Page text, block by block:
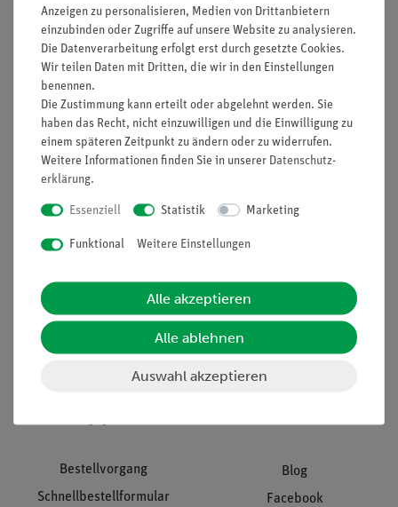
Informationen
Unternehmen
Projekte und Lösungen
Presse
Stellenangebote
Impressum
Service
Übersicht Service
Beratung & Showroom
Download &
Bestellvorgang
Schnellbestellformular
Blog
Facebook
Anzeigen zu personalisieren, Medien von Drittanbietern
einzubinden oder Zugriffe auf unsere Website zu analysieren.
Die Datenverarbeitung erfolgt erst durch gesetzte Cookies.
Wir teilen Daten mit Dritten, die wir in den Einstellungen
benennen.
Die Zustimmung kann erteilt oder abgelehnt werden. Sie
haben das Recht, nicht einzuwilligen und die Einwilligung zu
einem späteren Zeitpunkt zu ändern oder zu widerrufen.
Weitere Informationen finden Sie in unserer Daten­schutz­
erklärung.
Essenziell Statistik Marketing
Funktional Weitere Einstellungen
Alle akzeptieren
Alle ablehnen
Auswahl akzeptieren